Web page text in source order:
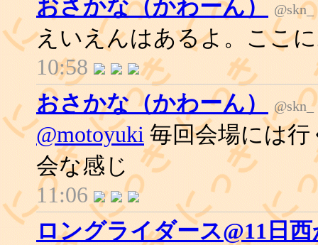
おさかな（かわーん） @skn_
えいえんはあるよ。ここ
10:58
おさかな（かわーん）
@skn_
@motoyuki 毎回会場には
会な感じ
11:06
ロングライダース@11日西